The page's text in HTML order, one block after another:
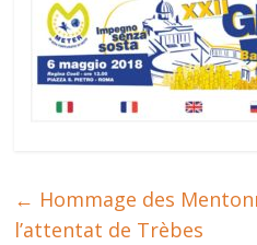
← Hommage des
l’attentat de Trèbes